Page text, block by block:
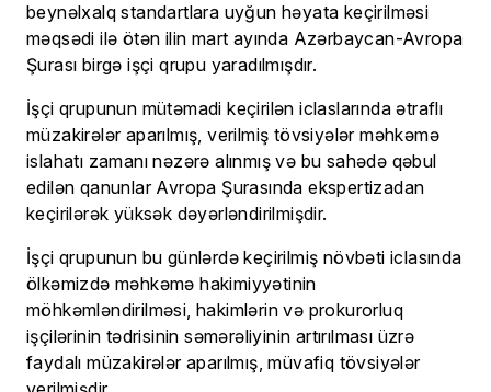
beynəlxalq standartlara uyğun həyata keçirilməsi
məqsədi ilə ötən ilin mart ayında Azərbaycan-Avropa
Şurası birgə işçi qrupu yaradılmışdır.
İşçi qrupunun mütəmadi keçirilən iclaslarında ətraflı
müzakirələr aparılmış, verilmiş tövsiyələr məhkəmə
islahatı zamanı nəzərə alınmış və bu sahədə qəbul
edilən qanunlar Avropa Şurasında ekspertizadan
keçirilərək yüksək dəyərləndirilmişdir.
İşçi qrupunun bu günlərdə keçirilmiş növbəti iclasında
ölkəmizdə məhkəmə hakimiyyətinin
möhkəmləndirilməsi, hakimlərin və prokurorluq
işçilərinin tədrisinin səmərəliyinin artırılması üzrə
faydalı müzakirələr aparılmış, müvafiq tövsiyələr